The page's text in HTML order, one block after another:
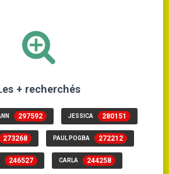
+ recherchés
297592 JESSICA 280151
273268 PAUL POGBA 272212
246527 CARLA 244258